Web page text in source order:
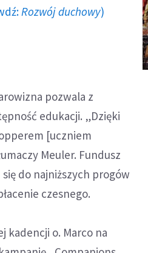
Rozwój duchowy)
pozwala z
edukacji. „Dzięki
[uczniem
Meuler. Fundusz
do najniższych progów
czesnego.
kadencji o. Marco na